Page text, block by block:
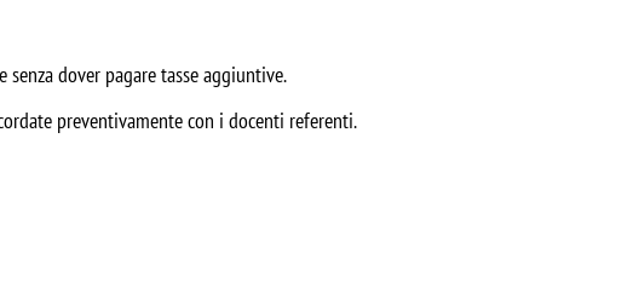
dover pagare tasse aggiuntive.
preventivamente con i docenti referenti.